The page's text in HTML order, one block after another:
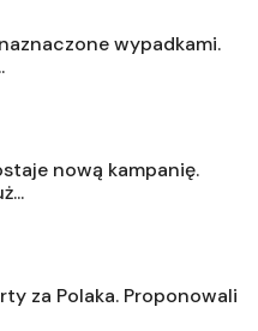
wypadkami.
nową kampanię.
za Polaka. Proponowali